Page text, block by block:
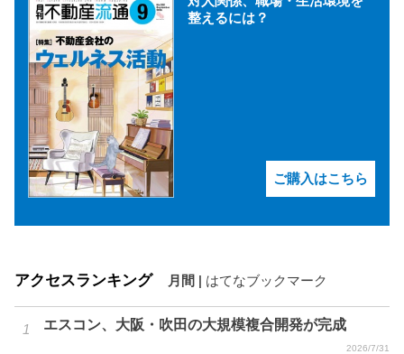
整えるには？
ご購入はこちら
アクセスランキング 月間 | はてなブックマーク
エスコン、大阪・吹田の大規模複合開発が完成
2026/7/31